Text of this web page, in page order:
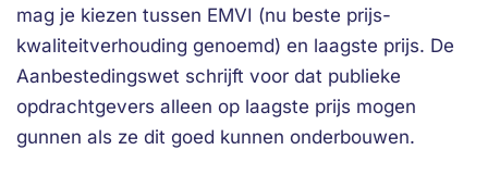
mag je kiezen tussen EMVI (nu beste prijs-
kwaliteitverhouding genoemd) en laagste prijs. De
Aanbestedingswet schrijft voor dat publieke
opdrachtgevers alleen op laagste prijs mogen
gunnen als ze dit goed kunnen onderbouwen.